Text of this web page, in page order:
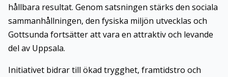
hållbara resultat. Genom satsningen stärks den sociala
sammanhållningen, den fysiska miljön utvecklas och
Gottsunda fortsätter att vara en attraktiv och levande
del av Uppsala.
Initiativet bidrar till ökad trygghet, framtidstro och